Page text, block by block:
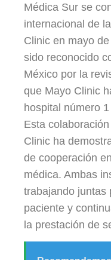
Médica Sur se
internacional de
Clinic en mayo
sido reconocido
México por la
que Mayo Clinic
hospital número
Esta
Clinic ha
de cooperación
médica. Ambas
trabajando juntas
paciente y
la prestación de